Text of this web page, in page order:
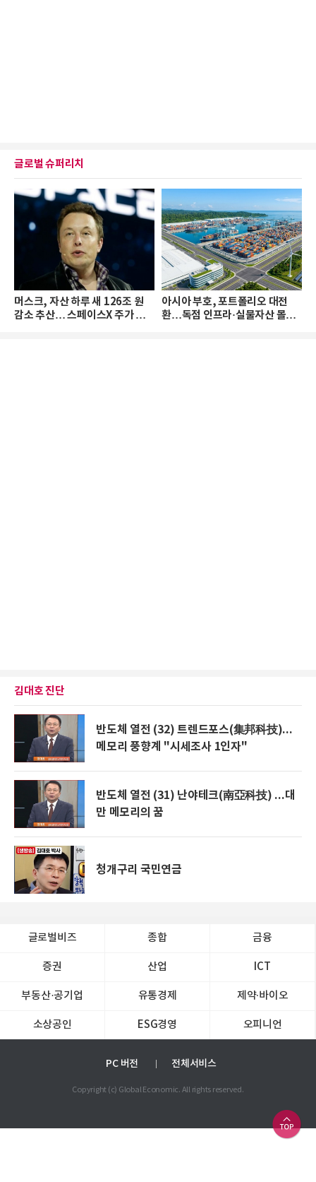
글로벌 슈퍼리치
머스크, 자산 하루 새 126조 원
감소 추산… 스페이스X 주가 하
아시아 부호, 포트폴리오 대전
환…독점 인프라·실물자산 몰린
김대호 진단
반도체 열전 (32) 트렌드포스(集邦科技)...
메모리 풍향계 "시세조사 1인자"
반도체 열전 (31) 난야테크(南亞科技) ...대
만 메모리의 꿈
청개구리 국민연금
글로벌비즈 종합 금융
증권 산업 ICT
부동산·공기업 유통경제 제약∙바이오
소상공인 ESG경영 오피니언
PC 버전 전체서비스
Copyright (c) Global Economic. All rights reserved.